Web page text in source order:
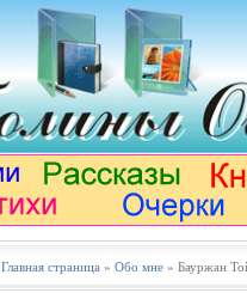
Главная страница » Обо мне» Бауржан